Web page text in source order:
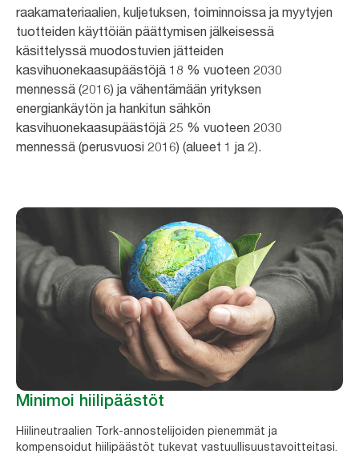
raakamateriaalien, kuljetuksen, toiminnoissa ja myytyjen
tuotteiden käyttöiän päättymisen jälkeisessä
käsittelyssä muodostuvien jätteiden
kasvihuonekaasupäästöjä 18 % vuoteen 2030
mennessä (2016) ja vähentämään yrityksen
energiankäytön ja hankitun sähkön
kasvihuonekaasupäästöjä 25 % vuoteen 2030
mennessä (perusvuosi 2016) (alueet 1 ja 2).
Minimoi hiilipäästöt
Hiilineutraalien Tork-annostelijoiden pienemmät ja
kompensoidut hiilipäästöt tukevat vastuullisuustavoitteitasi.